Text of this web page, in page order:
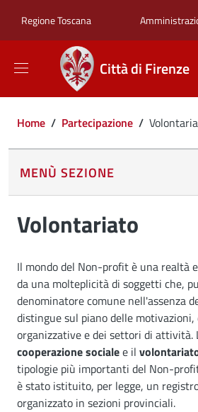
Regione Toscana Zona
Città di Firenze
Briciole di pane
Home / Partecipazione /
MENÙ SEZIONE
Volontariato
Il mondo del Non-profit è una realtà
da una molteplicità di soggetti che,
denominatore comune nell'assenza
distingue sul piano delle
organizzative e dei settori di attività.
cooperazione socialee il
tipologie più importanti del Non-
è stato istituito, per legge, un
organizzato in sezioni provinciali.